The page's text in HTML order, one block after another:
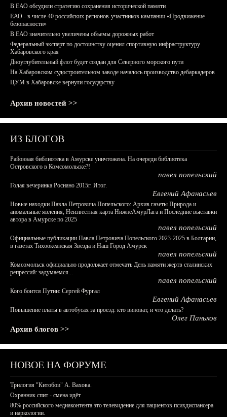
В ЕАО обсудили стратегию сохранения исторической памяти
ЕАО - в числе 40 российских регионов-участников кампании «Продвижение
безопасности»
В ЕАО значительно увеличены объемы дорожных работ
Федеральный эксперт по достоинству оценил спортивную инфраструктуру
Хабаровского края
Дноуглубительный флот будет создан для Северного морского пути
На Хабаровском судостроительном заводе началось производство дебаркадеров
ЦУМ в Хабаровске вернули государству
Архив новостей >>
ИЗ БЛОГОВ
Районная библиотека в Амурске уничтожена. На очереди библиотека
Островского в Комсомольске?!
павел попельский
Голая вечеринка Роснано 2015г. Итог.
Евгений Афанасьев
Новые находки Павла Петровича Попельского: Архив газеты Природа и
аномальные явления, Неизвестная карта НижнеАмурЛага и Последние выставки
автора в Амурске по 2025
павел попельский
Официальные публикации Павла Петровича Попельского 2023-2025 в Болгарии,
в газетах Тихоокеанская Звезда и Наш Город Амурск
павел попельский
Комсомольск официально продолжает отмечать День памяти жертв сталинских
репрессий: задумаемся...
павел попельский
Кого боится Путин: Сергей Фургал
Евгений Афанасьев
Повышение платы в автобусах за проезд: кто виноват, и что делать?
Олег Паньков
Архив блогов >>
НОВОЕ НА ФОРУМЕ
Трилогия "Китобои" А. Вахова.
Охранник спит - смена идёт
80% российского медиаконтента это телевидение для пациентов психдиспансера
и наркологии.